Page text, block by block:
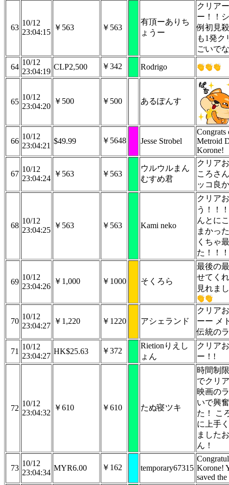
63
10/12
23:04:15
￥563 ￥563
有頂ーありち
ょうー
クリア
ー！！
例初見
も1発ク
ごいで
64
10/12
23:04:19
CLP2,500 ￥342 Rodrigo
65
10/12
23:04:20
￥500 ￥500 あるぽんす
66
10/12
23:04:21
$49.99 ￥5648 Jesse Strobel
Congrats
Metroid
Korone!
67
10/12
23:04:24
￥563 ￥563
ウルウルまん
むすめ君
クリア
ころさ
ッコ良
68
10/12
23:04:25
￥563 ￥563 Kami neko
クリア
う！！！
んとに
まかっ
くちゃ
た！！
69
10/12
23:04:26
￥1,000 ￥1000 そくろら
最後の
せてく
見れま
70
10/12
23:04:27
￥1,220 ￥1220 アシェランド
クリア
ーー メ
伝統の
71
10/12
23:04:27
HK$25.63 ￥372
Rietionりえし
ょん
クリア
ー！!
72
10/12
23:04:32
￥610 ￥610 たぬ寝ツキ
時間制
でクリ
映画の
いで興
た！ こ
に上手
ました
ん！
73
10/12
23:04:34
MYR6.00 ￥162 temporary67315 Korone!
saved